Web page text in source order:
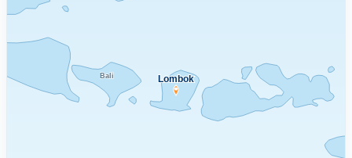
Bali Lombok